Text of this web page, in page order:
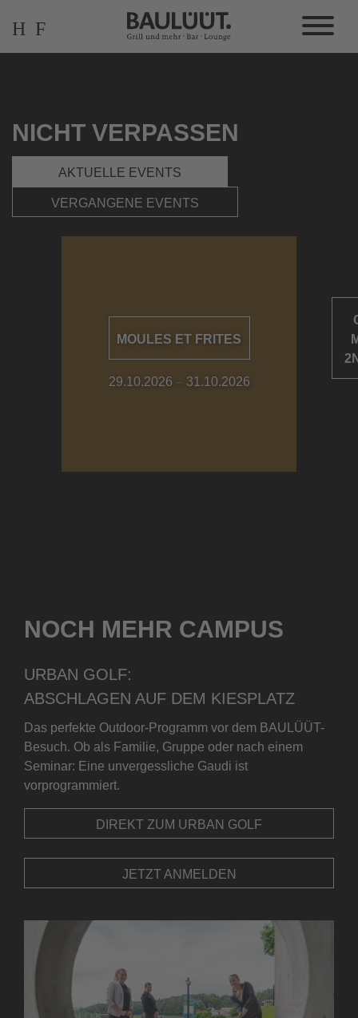
NICHT VERPASSEN
AKTUELLE EVENTS
VERGANGENE EVENTS
MOULES ET FRITES
29.10.2026 – 31.10.2026
NOCH MEHR CAMPUS
URBAN GOLF:
ABSCHLAGEN AUF DEM KIESPLATZ
Das perfekte Outdoor-Programm vor dem BAULÜÜT-
Besuch. Ob als Familie, Gruppe oder nach einem
Seminar: Eine unvergessliche Gaudi ist
vorprogrammiert.
DIREKT ZUM URBAN GOLF
JETZT ANMELDEN